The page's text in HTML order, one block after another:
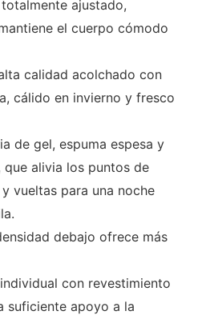
ajustado,
el cuerpo cómodo
calidad acolchado con
cálido en invierno y fresco
de gel, espuma espesa y
alivia los puntos de
vueltas para una noche
debajo ofrece más
con revestimiento
suficiente apoyo a la